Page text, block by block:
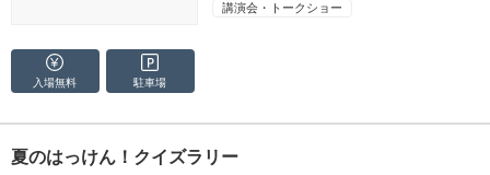
講演会・トークショー
入場無料 駐車場
夏のはっけん！クイズラリー